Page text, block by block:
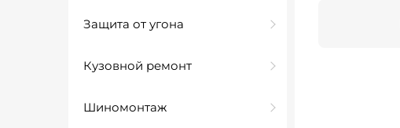
Защита от угона
Кузовной ремонт
Шиномонтаж